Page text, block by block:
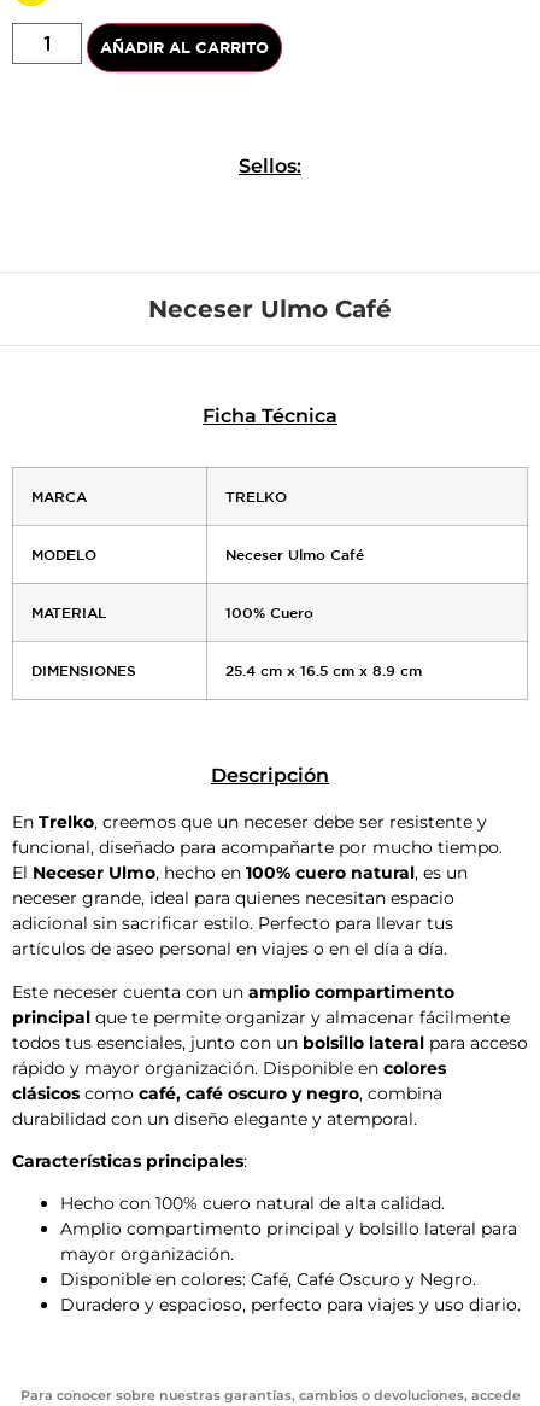
AÑADIR AL CARRITO
Sellos:
Neceser Ulmo Café
Ficha Técnica
MARCA TRELKO
MODELO Neceser Ulmo Café
MATERIAL 100% Cuero
DIMENSIONES 25.4 cm x 16.5 cm x 8.9 cm
Descripción
En Trelko, creemos que un neceser debe ser resistente y
funcional, diseñado para acompañarte por mucho tiempo.
El Neceser Ulmo, hecho en 100% cuero natural, es un
neceser grande, ideal para quienes necesitan espacio
adicional sin sacrificar estilo. Perfecto para llevar tus
artículos de aseo personal en viajes o en el día a día.
Este neceser cuenta con un amplio compartimento
principal que te permite organizar y almacenar fácilmente
todos tus esenciales, junto con un bolsillo lateral para acceso
rápido y mayor organización. Disponible en colores
clásicos como café, café oscuro y negro, combina
durabilidad con un diseño elegante y atemporal.
Características principales:
Hecho con 100% cuero natural de alta calidad.
Amplio compartimento principal y bolsillo lateral para
mayor organización.
Disponible en colores: Café, Café Oscuro y Negro.
Duradero y espacioso, perfecto para viajes y uso diario.
Para conocer sobre nuestras garantías, cambios o devoluciones, accede